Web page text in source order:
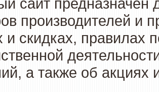
производителей и
и скидках, правилах
а также об